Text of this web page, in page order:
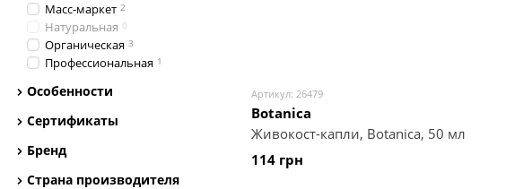
Артикул: 26479
Botanica
Живокост-капли, Botanica, 50 мл
114 грн
Масс-маркет 2
Натуральная 0
Органическая 3
Профессиональная 1
Особенности
Сертификаты
Бренд
Страна производителя